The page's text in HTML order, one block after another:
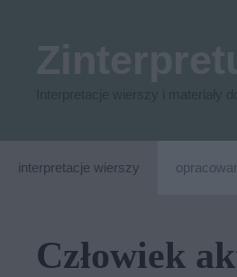
interpretacje wierszy
Czło­wiek